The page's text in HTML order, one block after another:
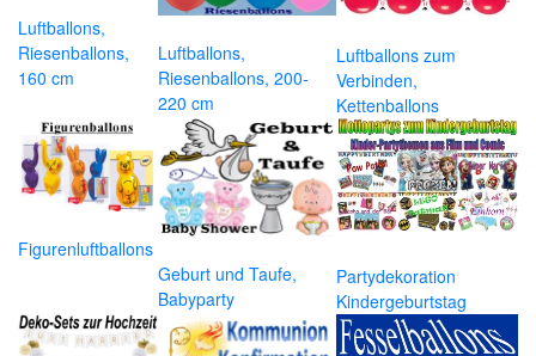
Luftballons,
Riesenballons,
160 cm
Luftballons,
Riesenballons, 200-
220 cm
Luftballons zum
Verbinden,
Kettenballons
Figurenluftballons
Geburt und Taufe,
Babyparty
Partydekoration
Kindergeburtstag